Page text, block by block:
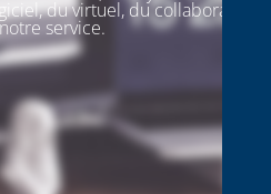
du virtuel, du collaboratif. Et
service.